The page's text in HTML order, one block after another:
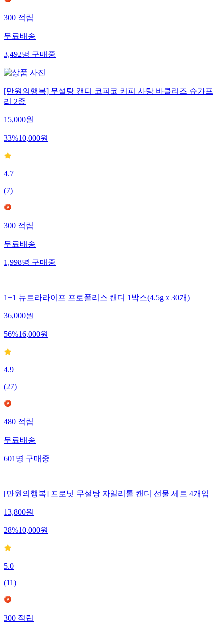
300 적립
무료배송
3,492명 구매중
[만원의행복] 무설탕 캔디 코피코 커피 사탕 바클리즈 슈가프
리 2종
15,000원
33%10,000원
4.7
(7)
300 적립
무료배송
1,998명 구매중
1+1 뉴트라라이프 프로폴리스 캔디 1박스(4.5g x 30개)
36,000원
56%16,000원
4.9
(27)
480 적립
무료배송
601 명 구매중
[만원의행복] 프로넛 무설탕 자일리톨 캔디 선물 세트 4개입
13,800원
28%10,000원
5.0
(11)
300 적립